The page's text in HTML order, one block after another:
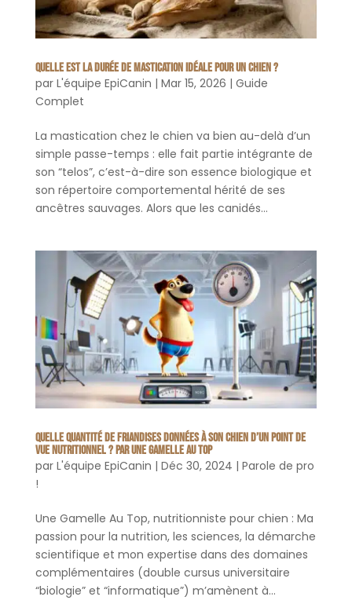
Quelle est la durée de mastication idéale pour un chien ?
par L'équipe EpiCanin | Mar 15, 2026 | Guide
Complet
La mastication chez le chien va bien au-delà d’un
simple passe-temps : elle fait partie intégrante de
son “telos”, c’est-à-dire son essence biologique et
son répertoire comportemental hérité de ses
ancêtres sauvages. Alors que les canidés...
Quelle quantité de friandises données à son chien d’un point de
vue nutritionnel ? Par Une Gamelle Au Top
par L'équipe EpiCanin | Déc 30, 2024 | Parole de pro
!
Une Gamelle Au Top, nutritionniste pour chien : Ma
passion pour la nutrition, les sciences, la démarche
scientifique et mon expertise dans des domaines
complémentaires (double cursus universitaire
“biologie” et “informatique”) m’amènent à...